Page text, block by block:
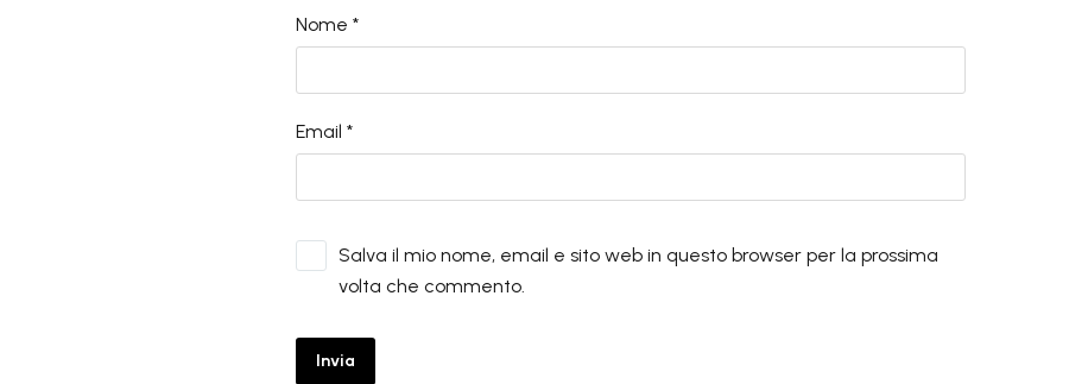
Nome *
Email *
Salva il mio nome, email e sito web in questo browser per la prossima
volta che commento.
Invia